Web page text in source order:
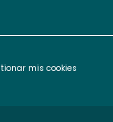
mis cookies